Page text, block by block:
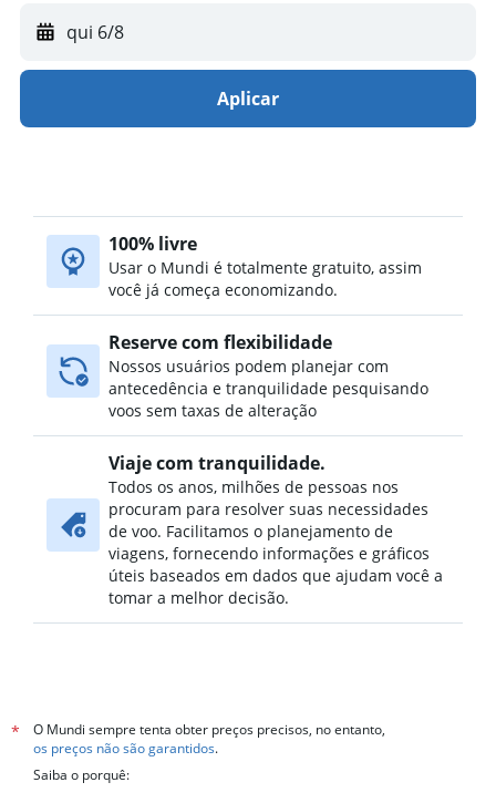
Hotéis em Key West
qui 6/8
Aplicar
100% livre
Usar o Mundi é totalmente gratuito, assim
você já começa economizando.
Reserve com flexibilidade
Nossos usuários podem planejar com
antecedência e tranquilidade pesquisando
voos sem taxas de alteração
Viaje com tranquilidade.
Todos os anos, milhões de pessoas nos
procuram para resolver suas necessidades
de voo. Facilitamos o planejamento de
viagens, fornecendo informações e gráficos
úteis baseados em dados que ajudam você a
tomar a melhor decisão.
*
O Mundi sempre tenta obter preços precisos, no entanto,
os preços não são garantidos.
Saiba o porquê: